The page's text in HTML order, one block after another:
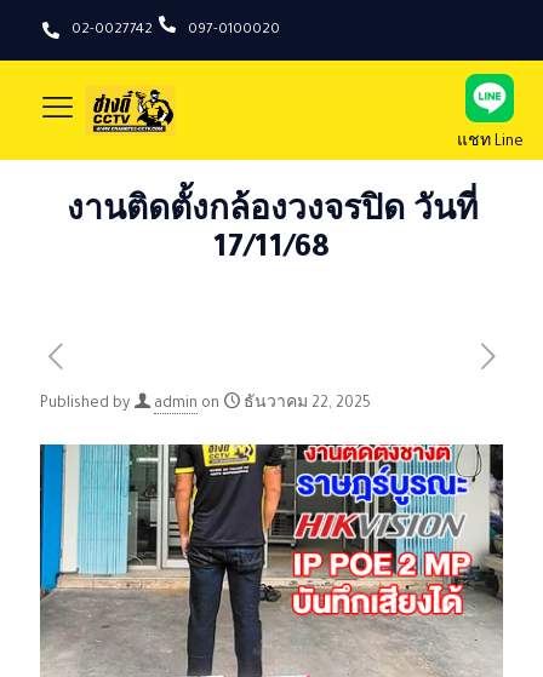
02-0027742 097-0100020
แชท Line
งานติดตั้งกล้องวงจรปิด วันที่
17/11/68
Published by admin on ธันวาคม 22, 2025